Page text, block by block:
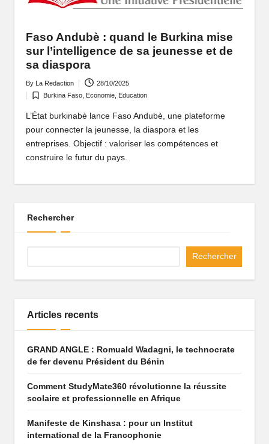
rt
ai
u
n
A
q
ai
Faso Andubè : quand le Burkina mise
sur l’intelligence de sa jeunesse et de
sa diaspora
Posted
by
By La Redaction 28/10/2025
Posted
in
Burkina Faso, Economie, Education
L’État burkinabè lance Faso Andubè, une plateforme
pour connecter la jeunesse, la diaspora et les
entreprises. Objectif : valoriser les compétences et
construire le futur du pays.
Rechercher
Rechercher
Articles recents
GRAND ANGLE : Romuald Wadagni, le technocrate
de fer devenu Président du Bénin
Comment StudyMate360 révolutionne la réussite
scolaire et professionnelle en Afrique
Manifeste de Kinshasa : pour un Institut
international de la Francophonie